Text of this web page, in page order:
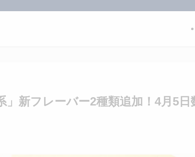
新フレーバー2種類追加！4月5日